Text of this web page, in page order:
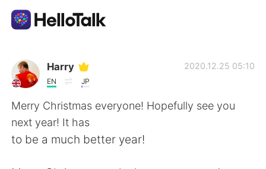
Ứng dụng trao đổi ngôn ngữ
AI Grammar Checker
Tiếng Việt
Harry
EN JP
2020.12.25 05:10
Merry Christmas everyone! Hopefully see you
next year! It has
to be a much better year!